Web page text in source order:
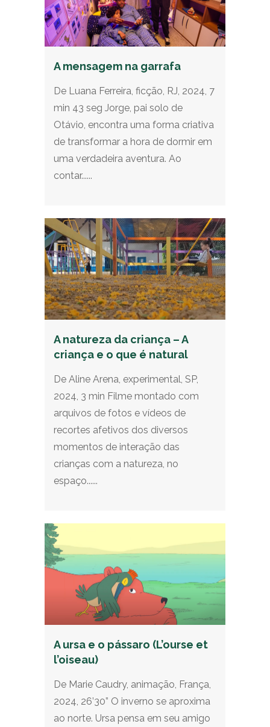
A mensagem na garrafa
De Luana Ferreira, ficção, RJ, 2024, 7
min 43 seg Jorge, pai solo de
Otávio, encontra uma forma criativa
de transformar a hora de dormir em
uma verdadeira aventura. Ao
contar......
A natureza da criança – A
criança e o que é natural
De Aline Arena, experimental, SP,
2024, 3 min Filme montado com
arquivos de fotos e vídeos de
recortes afetivos dos diversos
momentos de interação das
crianças com a natureza, no
espaço......
A ursa e o pássaro (L’ourse et
l’oiseau)
De Marie Caudry, animação, França,
2024, 26’30” O inverno se aproxima
ao norte. Ursa pensa em seu amigo